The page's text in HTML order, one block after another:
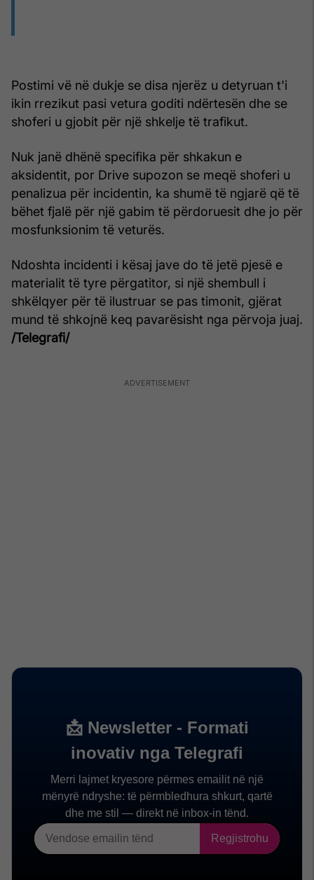
Postimi vë në dukje se disa njerëz u detyruan t'i
ikin rrezikut pasi vetura goditi ndërtesën dhe se
shoferi u gjobit për një shkelje të trafikut.
Nuk janë dhënë specifika për shkakun e
aksidentit, por Drive supozon se meqë shoferi u
penalizua për incidentin, ka shumë të ngjarë që të
bëhet fjalë për një gabim të përdoruesit dhe jo për
mosfunksionim të veturës.
Ndoshta incidenti i kësaj jave do të jetë pjesë e
materialit të tyre përgatitor, si një shembull i
shkëlqyer për të ilustruar se pas timonit, gjërat
mund të shkojnë keq pavarësisht nga përvoja juaj.
/Telegrafi/